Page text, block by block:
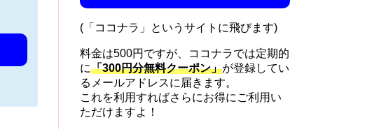
(「ココナラ」というサイトに飛びます)
料金は500円ですが、ココナラでは定期的
に「300円分無料クーポン」が登録してい
るメールアドレスに届きます。
これを利用すればさらにお得にご利用い
ただけますよ！